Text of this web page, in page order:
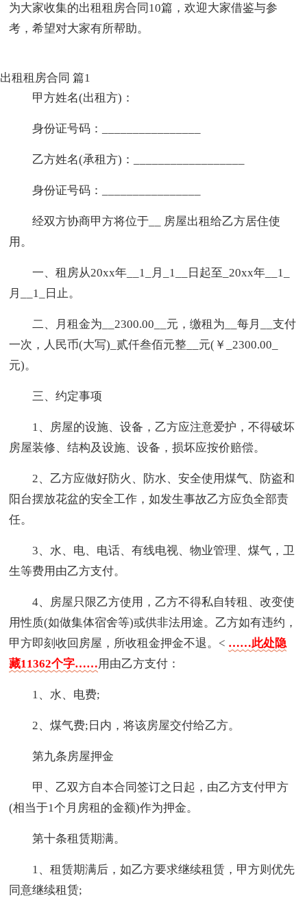
为大家收集的出租租房合同10篇，欢迎大家借鉴与参
考，希望对大家有所帮助。
出租租房合同 篇1
甲方姓名(出租方)：
身份证号码：________________
乙方姓名(承租方)：__________________
身份证号码：________________
经双方协商甲方将位于__ 房屋出租给乙方居住使
用。
一、租房从20xx年__1_月_1__日起至_20xx年__1_
月__1_日止。
二、月租金为__2300.00__元，缴租为__每月__支付
一次，人民币(大写)_贰仟叁佰元整__元(￥_2300.00_
元)。
三、约定事项
1、房屋的设施、设备，乙方应注意爱护，不得破坏
房屋装修、结构及设施、设备，损坏应按价赔偿。
2、乙方应做好防火、防水、安全使用煤气、防盗和
阳台摆放花盆的安全工作，如发生事故乙方应负全部责
任。
3、水、电、电话、有线电视、物业管理、煤气，卫
生等费用由乙方支付。
4、房屋只限乙方使用，乙方不得私自转租、改变使
用性质(如做集体宿舍等)或供非法用途。乙方如有违约，
甲方即刻收回房屋，所收租金押金不退。< ……此处隐
藏11362个字……用由乙方支付：
1、水、电费;
2、煤气费;日内，将该房屋交付给乙方。
第九条房屋押金
甲、乙双方自本合同签订之日起，由乙方支付甲方
(相当于1个月房租的金额)作为押金。
第十条租赁期满。
1、租赁期满后，如乙方要求继续租赁，甲方则优先
同意继续租赁;